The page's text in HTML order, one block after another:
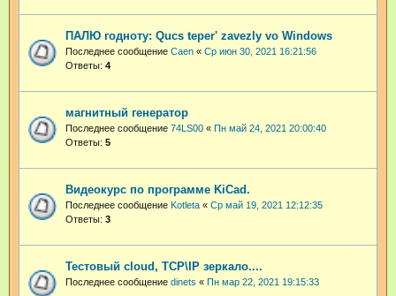
ПАЛЮ годноту: Qucs teper' zavezly vo Windows
Последнее сообщение Caen « Ср июн 30, 2021 16:21:56
Ответы: 4
магнитный генератор
Последнее сообщение 74LS00 « Пн май 24, 2021 20:00:40
Ответы: 5
Видеокурс по программе KiCad.
Последнее сообщение Kotleta « Ср май 19, 2021 12:12:35
Ответы: 3
Тестовый cloud, TCP\IP зеркало....
Последнее сообщение dinets « Пн мар 22, 2021 19:15:33